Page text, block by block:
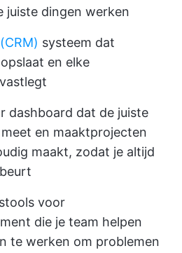
juiste dingen werken
systeem dat
en elke
dashboard dat de juiste
en maaktprojecten
maakt, zodat je altijd
voor
die je team helpen
te werken om problemen